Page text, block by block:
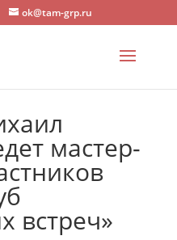
ok@tam-grp.ru
мастер-
встреч»